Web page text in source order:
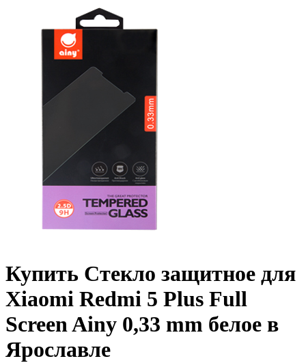
Купить Стекло защитное для
Xiaomi Redmi 5 Plus Full
Screen Ainy 0,33 mm белое в
Ярославле